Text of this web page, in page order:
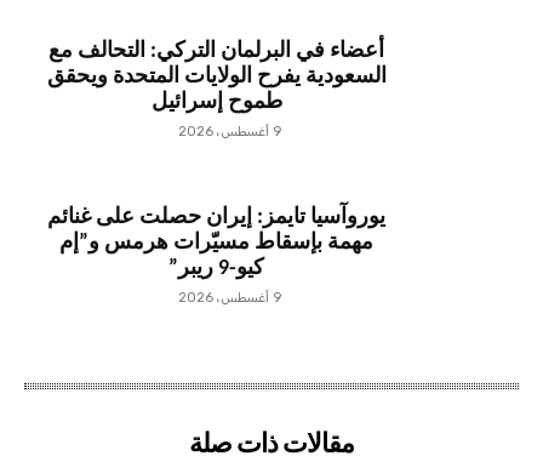
أعضاء في البرلمان التركي: التحالف مع
السعودية يفرح الولايات المتحدة ويحقق
طموح إسرائيل
9 أغسطس، 2026
يوروآسيا تايمز: إيران حصلت على غنائم
مهمة بإسقاط مسيّرات هرمس و”إم
كيو-9 ريبر”
9 أغسطس، 2026
مقالات ذات صلة